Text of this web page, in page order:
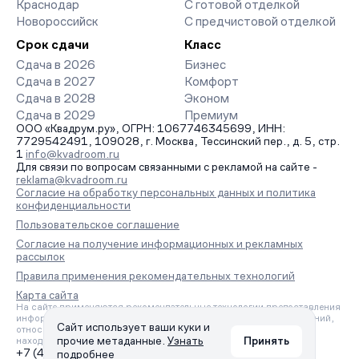
Краснодар
Новороссийск
С готовой отделкой
С предчистовой отделкой
Срок сдачи
Сдача в 2026
Сдача в 2027
Сдача в 2028
Сдача в 2029
Класс
Бизнес
Комфорт
Эконом
Премиум
ООО «Квадрум.ру», ОГРН: 1067746345699, ИНН:
7729542491, 109028, г. Москва, Тессинский пер., д. 5, стр.
1 info@kvadroom.ru
Для связи по вопросам связанными с рекламой на сайте -
reklama@kvadroom.ru
Согласие на обработку персональных данных и политика
конфиденциальности
Пользовательское соглашение
Согласие на получение информационных и рекламных
рассылок
Правила применения рекомендательных технологий
Карта сайта
На сайте применяются рекомендательные технологии предоставления
информации на основе сбора, систематизации и анализа сведений,
относящихся к предпочтениям пользователей сети «Интернет»,
находящихся на территории Российской Федерации.
+7 (495) 157-88-80
Сайт использует ваши куки и
прочие метаданные. Узнать
подробнее
Принять